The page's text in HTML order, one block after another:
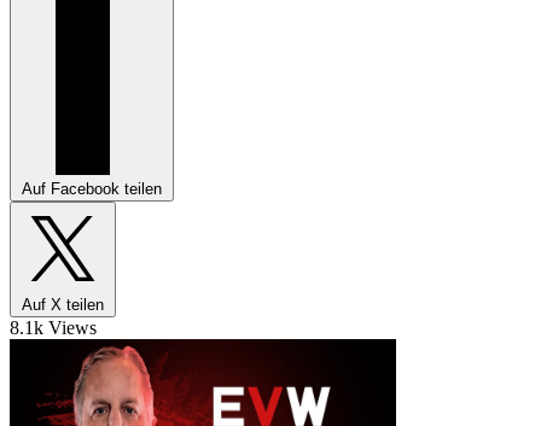
Auf Facebook teilen
Auf X teilen
8.1k Views